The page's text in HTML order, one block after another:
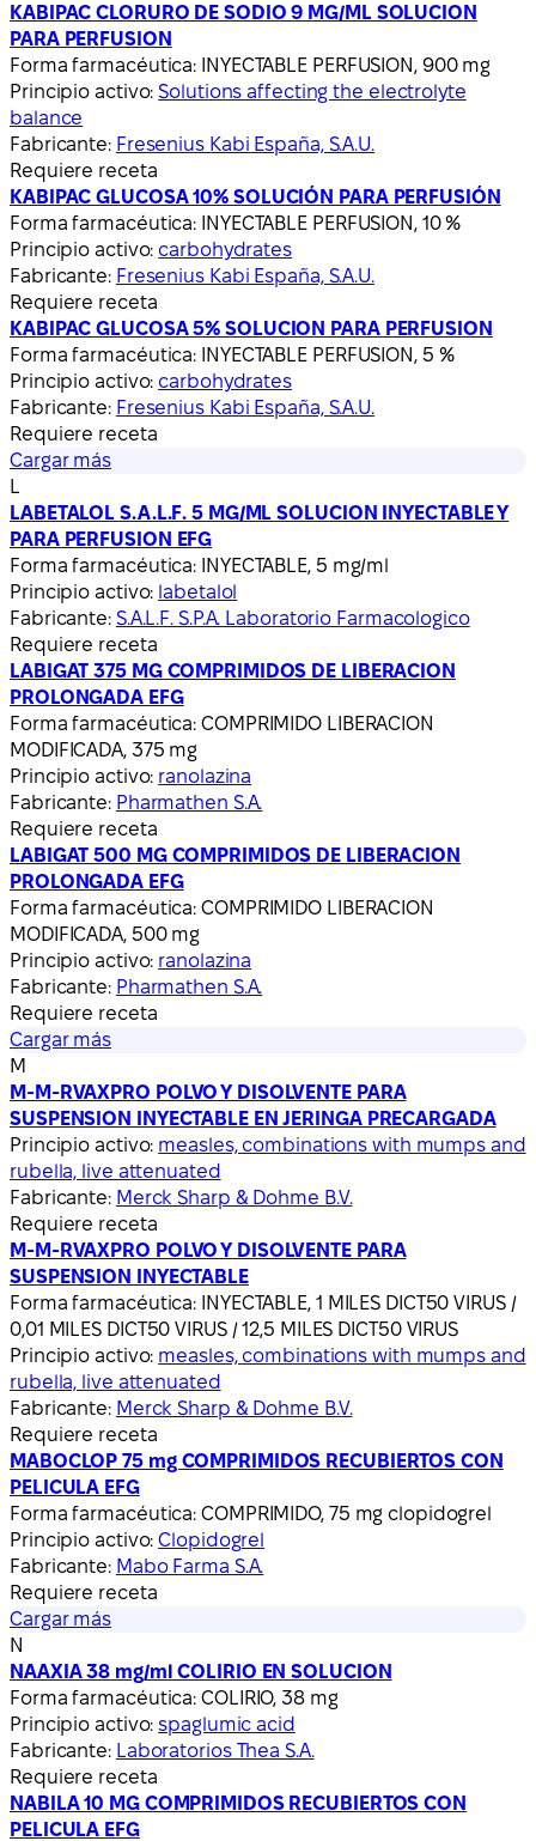
KABIPAC CLORURO DE SODIO 9 MG/ML SOLUCION
PARA PERFUSION
Forma farmacéutica: INYECTABLE PERFUSION, 900 mg
Principio activo:Solutions affecting the electrolyte
balance
Fabricante: Fresenius Kabi España, S.A.U.
Requiere receta
KABIPAC GLUCOSA 10% SOLUCIÓN PARA PERFUSIÓN
Forma farmacéutica: INYECTABLE PERFUSION, 10 %
Principio activo: carbohydrates
Fabricante: Fresenius Kabi España, S.A.U.
Requiere receta
KABIPAC GLUCOSA 5% SOLUCION PARA PERFUSION
Forma farmacéutica: INYECTABLE PERFUSION, 5 %
Principio activo: carbohydrates
Fabricante: Fresenius Kabi España, S.A.U.
Requiere receta
Cargar más
L
LABETALOL S.A.L.F. 5 MG/ML SOLUCION INYECTABLE Y
PARA PERFUSION EFG
Forma farmacéutica: INYECTABLE, 5 mg/ml
Principio activo: labetalol
Fabricante: S.A.L.F. S.P.A. Laboratorio Farmacologico
Requiere receta
LABIGAT 375 MG COMPRIMIDOS DE LIBERACION
PROLONGADA EFG
Forma farmacéutica: COMPRIMIDO LIBERACION
MODIFICADA, 375 mg
Principio activo: ranolazina
Fabricante: Pharmathen S.A.
Requiere receta
LABIGAT 500 MG COMPRIMIDOS DE LIBERACION
PROLONGADA EFG
Forma farmacéutica: COMPRIMIDO LIBERACION
MODIFICADA, 500 mg
Principio activo: ranolazina
Fabricante: Pharmathen S.A.
Requiere receta
Cargar más
M
M-M-RVAXPRO POLVO Y DISOLVENTE PARA
SUSPENSION INYECTABLE EN JERINGA PRECARGADA
Principio activo: measles, combinations with mumps and
rubella, live attenuated
Fabricante: Merck Sharp & Dohme B.V.
Requiere receta
M-M-RVAXPRO POLVO Y DISOLVENTE PARA
SUSPENSION INYECTABLE
Forma farmacéutica: INYECTABLE, 1 MILES DICT50 VIRUS /
0,01 MILES DICT50 VIRUS / 12,5 MILES DICT50 VIRUS
Principio activo: measles, combinations with mumps and
rubella, live attenuated
Fabricante: Merck Sharp & Dohme B.V.
Requiere receta
MABOCLOP 75 mg COMPRIMIDOS RECUBIERTOS CON
PELICULA EFG
Forma farmacéutica: COMPRIMIDO, 75 mg clopidogrel
Principio activo:Clopidogrel
Fabricante: Mabo Farma S.A.
Requiere receta
Cargar más
N
NAAXIA 38 mg/ml COLIRIO EN SOLUCION
Forma farmacéutica: COLIRIO, 38 mg
Principio activo:spaglumic acid
Fabricante: Laboratorios Thea S.A.
Requiere receta
NABILA 10 MG COMPRIMIDOS RECUBIERTOS CON
PELICULA EFG